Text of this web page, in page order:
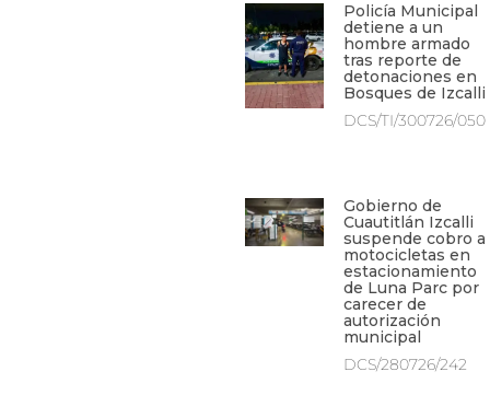
Policía Municipal
detiene a un
hombre armado
tras reporte de
detonaciones en
Bosques de Izcalli
DCS/TI/300726/050
Gobierno de
Cuautitlán Izcalli
suspende cobro a
motocicletas en
estacionamiento
de Luna Parc por
carecer de
autorización
municipal
DCS/280726/242